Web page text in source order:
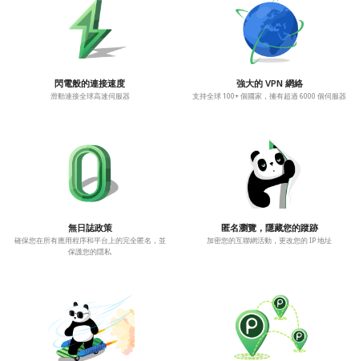
閃電般的連接速度
滑動連接全球高速伺服器
強大的 VPN 網絡
支持全球 100+ 個國家，擁有超過 6000 個伺服器
無日誌政策
確保您在所有應用程序和平台上的完全匿名，並
保護您的隱私
匿名瀏覽，隱藏您的蹤跡
加密您的互聯網活動，更改您的 IP 地址